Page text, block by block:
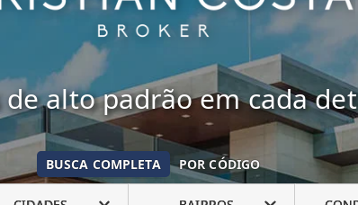
alto padrão em cada
BUSCA COMPLETA POR CÓDIGO